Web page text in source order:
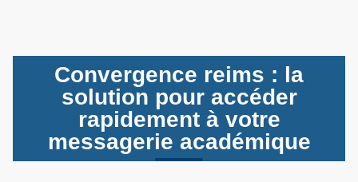
Convergence reims : la
solution pour accéder
rapidement à votre
messagerie académique